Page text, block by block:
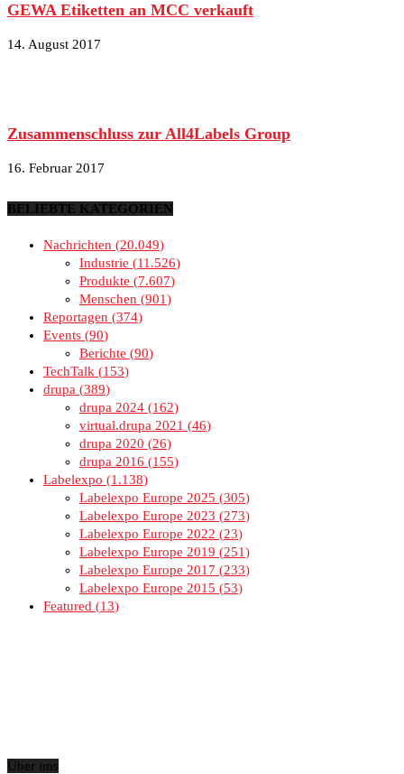
GEWA Etiketten an MCC verkauft
14. August 2017
Zusammenschluss zur All4Labels Group
16. Februar 2017
BELIEBTE KATEGORIEN
Nachrichten
20.049
Industrie
11.526
Produkte
7.607
Menschen
901
Reportagen
374
Events 90
Berichte
90
TechTalk
153
drupa
389
drupa 2024
162
virtual.drupa 2021
46
drupa 2020
26
drupa 2016
155
Labelexpo
1.138
Labelexpo Europe 2025
305
Labelexpo Europe 2023
273
Labelexpo Europe 2022
23
Labelexpo Europe 2019
251
Labelexpo Europe 2017
233
Labelexpo Europe 2015
53
Featured
13
Über uns